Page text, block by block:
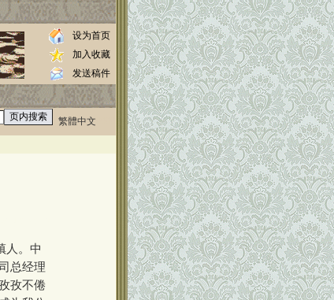
设为首页
加入收藏
发送稿件
繁體中文
人。中
总经理
孜不倦